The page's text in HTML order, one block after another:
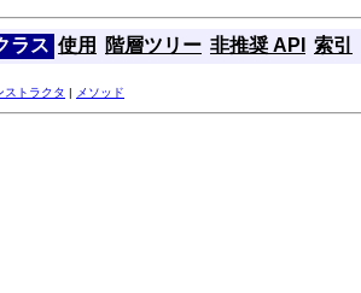
ラス 使用 階層ツリー 非推奨 API 索引
ストラクタ | メソッド